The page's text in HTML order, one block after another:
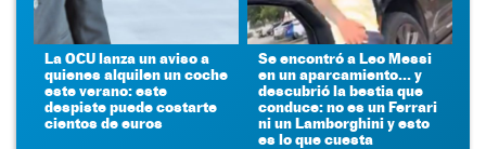
La OCU lanza un aviso a
quienes alquilen un coche
este verano: este
despiste puede costarte
cientos de euros
Se encontró a Leo Messi
en un aparcamiento... y
descubrió la bestia que
conduce: no es un Ferrari
ni un Lamborghini y esto
es lo que cuesta